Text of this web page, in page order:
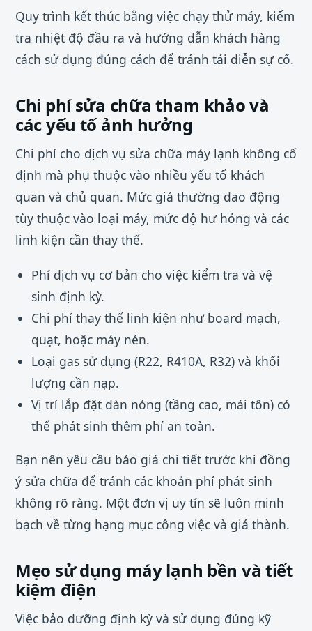
Quy trình kết thúc bằng việc chạy thử máy, kiểm
tra nhiệt độ đầu ra và hướng dẫn khách hàng
cách sử dụng đúng cách để tránh tái diễn sự cố.
Chi phí sửa chữa tham khảo và
các yếu tố ảnh hưởng
Chi phí cho dịch vụ sửa chữa máy lạnh không cố
định mà phụ thuộc vào nhiều yếu tố khách
quan và chủ quan. Mức giá thường dao động
tùy thuộc vào loại máy, mức độ hư hỏng và các
linh kiện cần thay thế.
Phí dịch vụ cơ bản cho việc kiểm tra và vệ
sinh định kỳ.
Chi phí thay thế linh kiện như board mạch,
quạt, hoặc máy nén.
Loại gas sử dụng (R22, R410A, R32) và khối
lượng cần nạp.
Vị trí lắp đặt dàn nóng (tầng cao, mái tôn) có
thể phát sinh thêm phí an toàn.
Bạn nên yêu cầu báo giá chi tiết trước khi đồng
ý sửa chữa để tránh các khoản phí phát sinh
không rõ ràng. Một đơn vị uy tín sẽ luôn minh
bạch về từng hạng mục công việc và giá thành.
Mẹo sử dụng máy lạnh bền và tiết
kiệm điện
Việc bảo dưỡng định kỳ và sử dụng đúng kỹ